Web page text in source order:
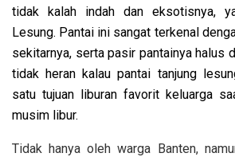
tidak kalah indah dan eksotisnya,
Lesung. Pantai ini sangat terkenal
sekitarnya, serta pasir pantainya halus
tidak heran kalau pantai tanjung
satu tujuan liburan favorit keluarga
musim libur.
Tidak hanya oleh warga Banten,